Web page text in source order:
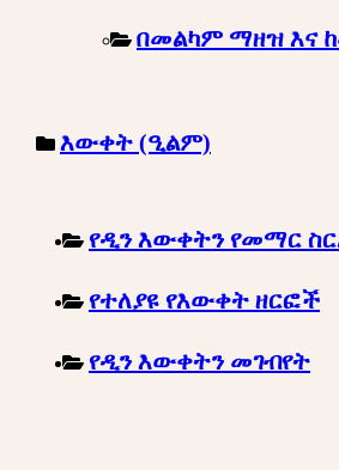
በመልካም ማዘዝ እና
እውቀት (ዒልም)
የዲን እውቀትን የመማር
የተለያዩ የእውቀት ዘርፎች
የዲን እውቀትን መገብየት